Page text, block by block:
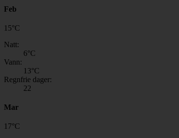
Feb
15°C
Natt:
6°C
Vann:
13°C
Regnfrie dager:
22
Mar
17°C